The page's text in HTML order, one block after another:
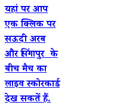
यहां पर आप
एक क्लिक पर
सऊदी अरब
और सिंगापुर के
बीच मैच का
लाइव स्कोरकार्ड
देख सकतें हैं.